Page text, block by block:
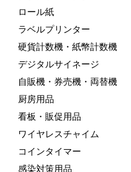
ロール紙
ラベルプリンター
硬貨計数機・紙幣計数機
デジタルサイネージ
自販機・券売機・両替機
厨房用品
看板・販促用品
ワイヤレスチャイム
コインタイマー
感染対策用品